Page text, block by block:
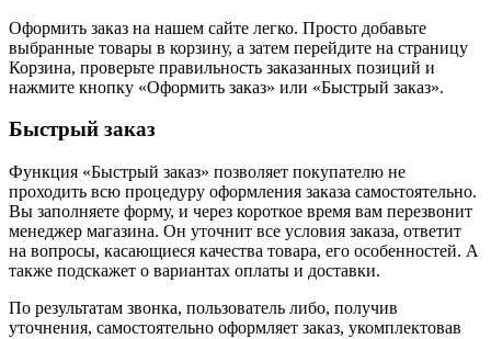
Оформить заказ на нашем сайте легко. Просто добавьте
выбранные товары в корзину, а затем перейдите на страницу
Корзина, проверьте правильность заказанных позиций и
нажмите кнопку «Оформить заказ» или «Быстрый заказ».
Быстрый заказ
Функция «Быстрый заказ» позволяет покупателю не
проходить всю процедуру оформления заказа самостоятельно.
Вы заполняете форму, и через короткое время вам перезвонит
менеджер магазина. Он уточнит все условия заказа, ответит
на вопросы, касающиеся качества товара, его особенностей. А
также подскажет о вариантах оплаты и доставки.
По результатам звонка, пользователь либо, получив
уточнения, самостоятельно оформляет заказ, укомплектовав